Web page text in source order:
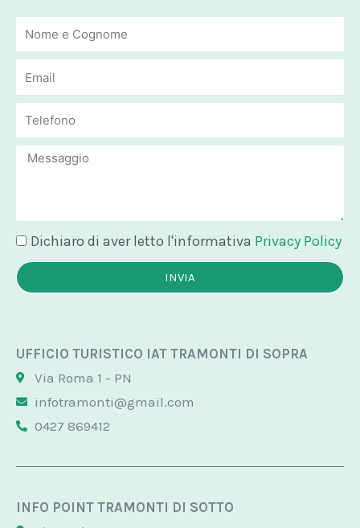
Email
Email
Message
Dichiaro di aver letto l'informativa Privacy Policy
INVIA
UFFICIO TURISTICO IAT TRAMONTI DI SOPRA
Via Roma 1 - PN
infotramonti@gmail.com
0427 869412
INFO POINT TRAMONTI DI SOTTO